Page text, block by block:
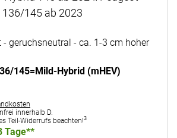
136/145 ab 2023
abgegeben
geruchsneutral - ca. 1-3 cm hoher
145=Mild-Hybrid (mHEV)
innerhalb D.
Teil-Widerrufs beachten!3
Tage**